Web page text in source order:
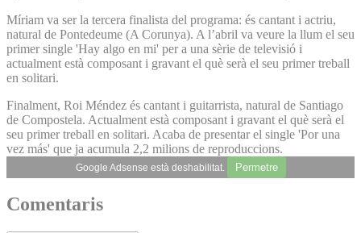
Míriam va ser la tercera finalista del programa: és cantant i actriu,
natural de Pontedeume (A Corunya). A l’abril va veure la llum el seu
primer single 'Hay algo en mi' per a una sèrie de televisió i
actualment està composant i gravant el què serà el seu primer treball
en solitari.
Finalment, Roi Méndez és cantant i guitarrista, natural de Santiago
de Compostela. Actualment està composant i gravant el què serà el
seu primer treball en solitari. Acaba de presentar el single 'Por una
vez más' que ja acumula 2,2 milions de reproduccions.
Google Adsense està deshabilitat. Permetre
Comentaris